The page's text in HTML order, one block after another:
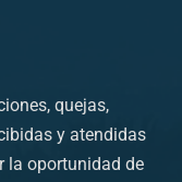
quejas,
y atendidas
la oportunidad de